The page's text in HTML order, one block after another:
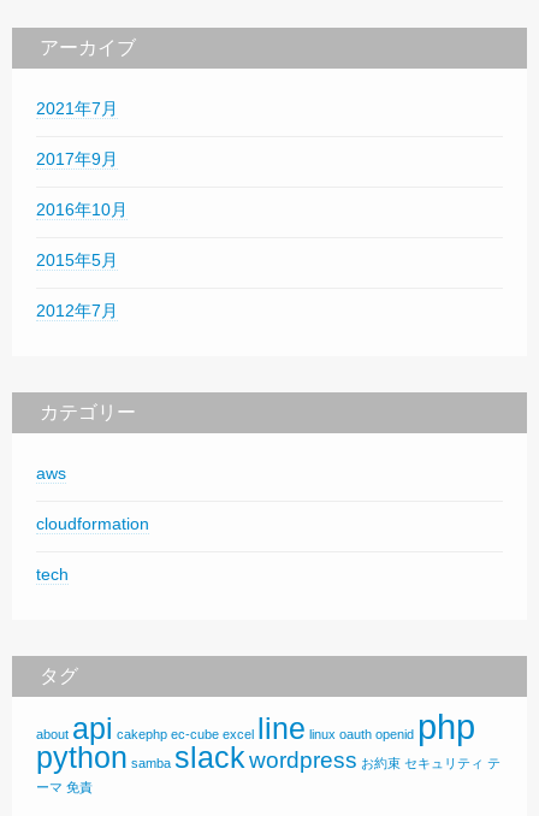
アーカイブ
2021年7月
2017年9月
2016年10月
2015年5月
2012年7月
カテゴリー
aws
cloudformation
tech
タグ
about api cakephp ec-cube excel line linux oauth openid php
python samba slackwordpress お約束 セキュリティ テ
ーマ 免責